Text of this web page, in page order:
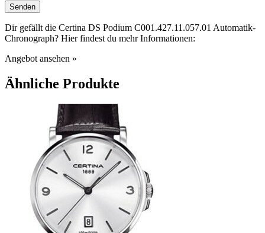
Dir gefällt die Certina DS Podium C001.427.11.057.01 Automatik-
Chronograph? Hier findest du mehr Informationen:
Angebot ansehen »
Ähnliche Produkte